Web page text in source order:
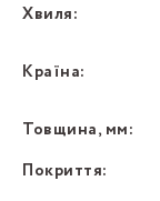
Хвиля:
Країна:
Товщина, мм:
Покриття: